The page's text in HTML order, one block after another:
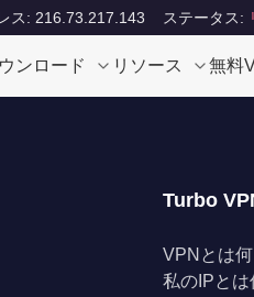
ス: 216.73.217.143 ステータス:
ンロード リソース 無料
Turbo
VPNとは何
私のIPとは